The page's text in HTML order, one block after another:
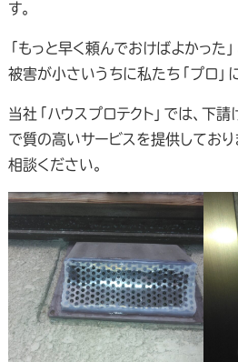
す。
「もっと早く頼んでおけばよかった
被害が小さいうちに私たち「プロ」
当社「ハウスプロテクト」では、下
で質の高いサービスを提供しており
相談ください。